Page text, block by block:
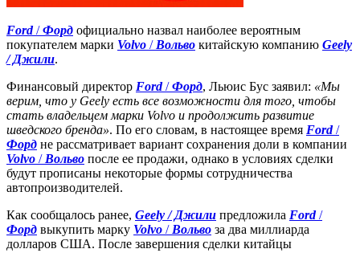
Ford/Форд официально назвал наиболее вероятным
покупателем марки Volvo / Вольво китайскую компанию Geely
/ Джили.
Финансовый директор Ford/Форд, Льюис Бус заявил: «Мы
верим, что у Geely есть все возможности для того, чтобы
стать владельцем марки Volvo и продолжить развитие
шведского бренда». По его словам, в настоящее время Ford/
Форд не рассматривает вариант сохранения доли в компании
Volvo / Вольво после ее продажи, однако в условиях сделки
будут прописаны некоторые формы сотрудничества
автопроизводителей.
Как сообщалось ранее, Geely / Джили предложила Ford/
Форд выкупить марку Volvo / Вольво за два миллиарда
долларов США. После завершения сделки китайцы